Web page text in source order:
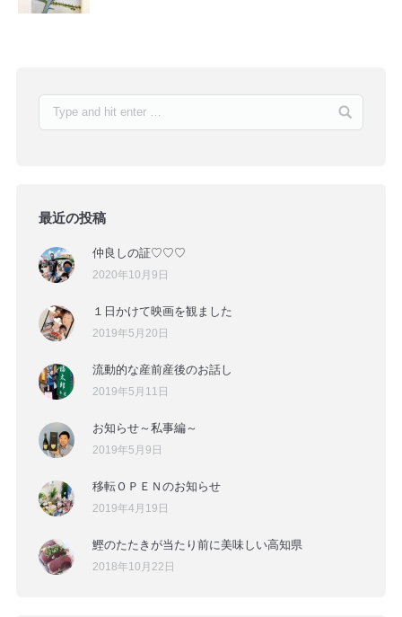
最近の投稿
仲良しの証♡♡♡
2020年10月9日
１日かけて映画を観ました
2019年5月20日
流動的な産前産後のお話し
2019年5月11日
お知らせ～私事編～
2019年5月9日
移転ＯＰＥＮのお知らせ
2019年4月19日
鰹のたたきが当たり前に美味しい高知県
2018年10月22日